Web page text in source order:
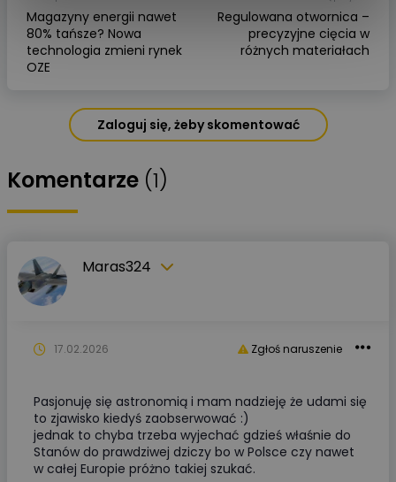
Magazyny energii nawet
80% tańsze? Nowa
technologia zmieni rynek
OZE
Regulowana otwornica –
precyzyjne cięcia w
różnych materiałach
Zaloguj się, żeby skomentować
Komentarze (1)
Maras324
Zgłoś naruszenie
17.02.2026
Pasjonuję się astronomią i mam nadzieję że udami się
to zjawisko kiedyś zaobserwować :)
jednak to chyba trzeba wyjechać gdzieś właśnie do
Stanów do prawdziwej dziczy bo w Polsce czy nawet
w całej Europie próżno takiej szukać.